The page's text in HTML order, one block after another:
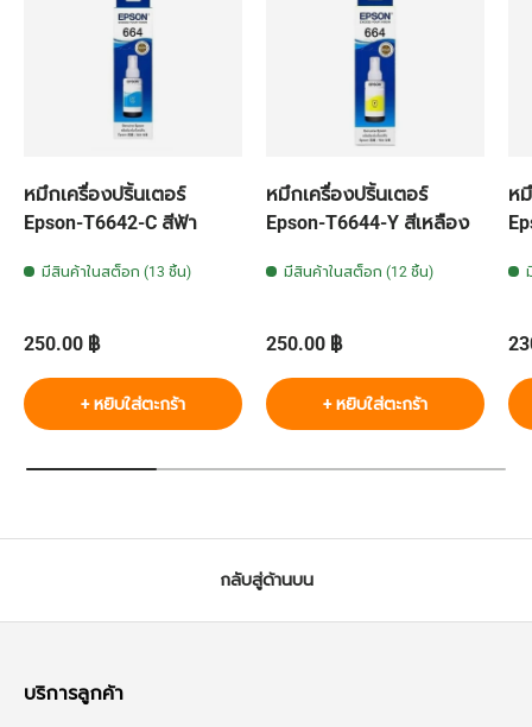
หมึกเครื่องปริ้นเตอร์
Epson-T6642-C สีฟ้า
มีสินค้าในสต็อก (13 ชิ้น)
ราคาปกติ
250.00 ฿
+ หยิบใส่ตะกร้า
หมึกเครื่องปริ้นเตอร์
Epson-T6644-Y สีเหลือง
มีสินค้าในสต็อก (12 ชิ้น)
ราคาปกติ
250.00 ฿
+ หยิบใส่ตะกร้า
ห
ร
กลับสู่ด้านบน
บริการลูกค้า